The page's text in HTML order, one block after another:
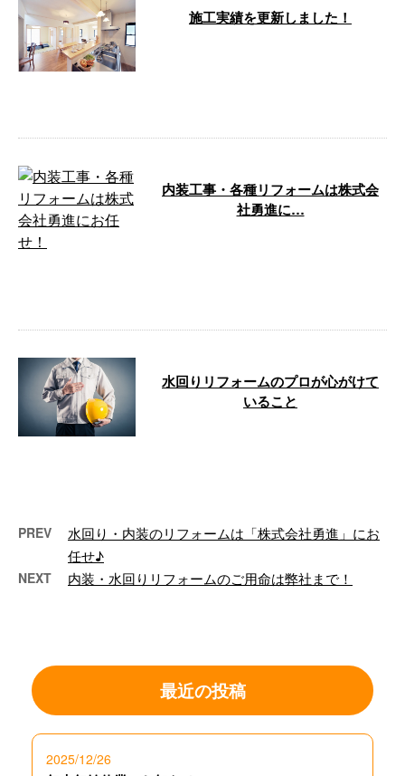
施工実績を更新しました！
内装工事・各種リフォームは株式会
社勇進に…
水回りリフォームのプロが心がけて
いること
PREV
水回り・内装のリフォームは「株式会社勇進」にお
任せ♪
NEXT 内装・水回りリフォームのご用命は弊社まで！
最近の投稿
2025/12/26